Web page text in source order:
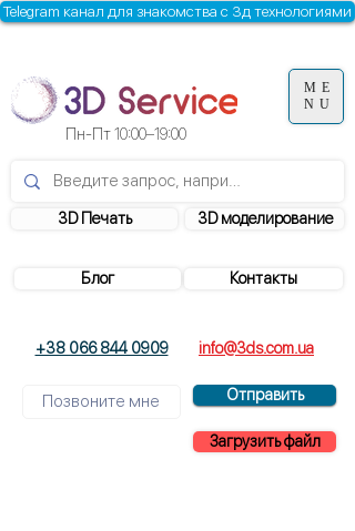
3D моделирование
Контакты
3D Печать
+38 066 844 0909 info@3ds.com.ua
Отправить
Загрузить файл
Блог
Пн-Пт10:00–19:00
Telegram канал для знакомства с 3д технологиями
ME
NU